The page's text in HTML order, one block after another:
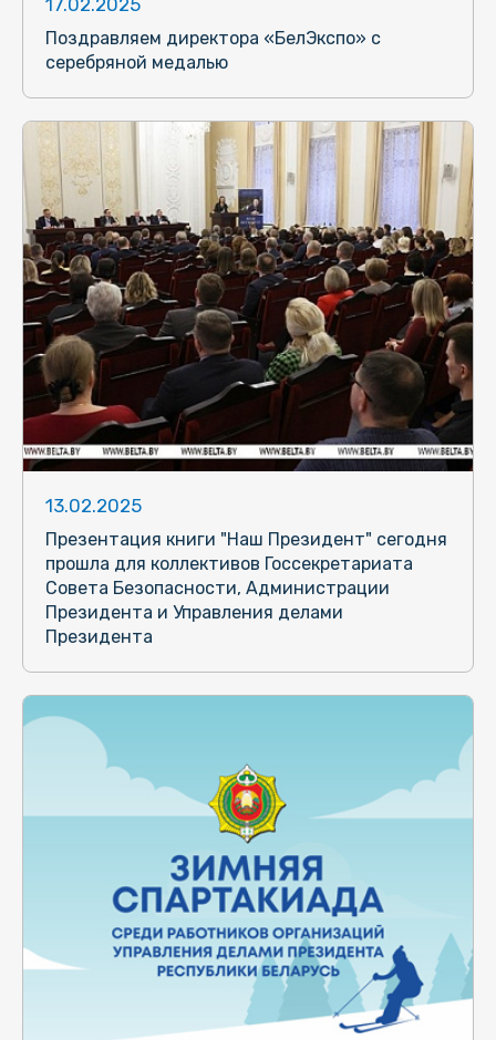
Поздравляем директора «БелЭкспо» с
серебряной медалью
13.02.2025
Презентация книги "Наш Президент" сегодня
прошла для коллективов Госсекретариата
Совета Безопасности, Администрации
Президента и Управления делами
Президента